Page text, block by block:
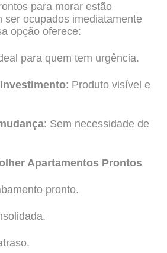
para morar estão
ser ocupados imediatamente
opção oferece:
para quem tem urgência.
: Produto visível e
: Sem necessidade de
Apartamentos Prontos
pronto.